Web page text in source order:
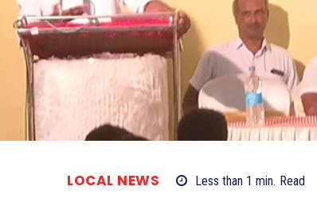
LOCAL NEWS Less than 1 min. Read